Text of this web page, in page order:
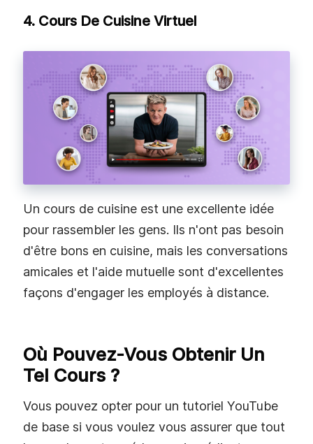
4. Cours De Cuisine Virtuel
Un cours de cuisine est une excellente idée
pour rassembler les gens. Ils n'ont pas besoin
d'être bons en cuisine, mais les conversations
amicales et l'aide mutuelle sont d'excellentes
façons d'engager les employés à distance.
Où Pouvez-Vous Obtenir Un
Tel Cours ?
Vous pouvez opter pour un tutoriel YouTube
de base si vous voulez vous assurer que tout